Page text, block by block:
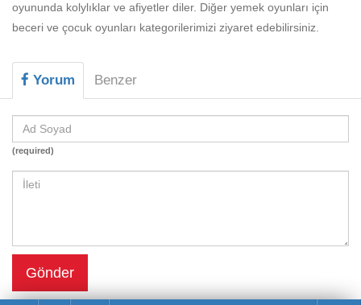
Macera
Savaş
Yemek
oyununda kolylıklar ve afiyetler diler. Diğer yemek oyunları için
beceri ve çocuk oyunları kategorilerimizi ziyaret edebilirsiniz.
Yorum Benzer
(required)
Gönder